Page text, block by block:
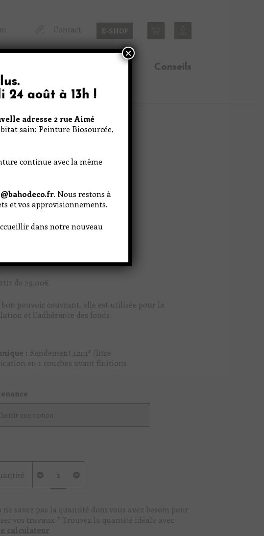
Contact E-SHOP
Conseils
de 29,00€
bon pouvoir couvrant, elle est utilisée pour la
et l’adhérence des fonds.
: Rendement 12m² /litre
en 1 couches avant finitions
de
Impression
ne savez pas la quantité dont vous avez besoin pour
vos travaux ? Trouvez la quantité idéale avec
calculateur
.
24 août à 13h !
adresse 2 rue Aimé
sain: Peinture Biosourcée,
continue avec la même
. Nous restons à
et vos approvisionnements.
dans notre nouveau
×